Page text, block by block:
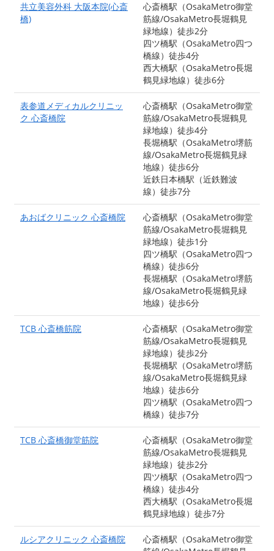
共立美容外科 大阪本院(心斎
橋)
心斎橋駅（OsakaMetro御堂
筋線/OsakaMetro長堀鶴見
緑地線）徒歩2分
四ツ橋駅（OsakaMetro四つ
橋線）徒歩4分
西大橋駅（OsakaMetro長堀
鶴見緑地線）徒歩6分
表参道メディカルクリニッ
ク 心斎橋院
心斎橋駅（OsakaMetro御堂
筋線/OsakaMetro長堀鶴見
緑地線）徒歩4分
長堀橋駅（OsakaMetro堺筋
線/OsakaMetro長堀鶴見緑
地線）徒歩6分
近鉄日本橋駅（近鉄難波
線）徒歩7分
あおばクリニック 心斎橋院
心斎橋駅（OsakaMetro御堂
筋線/OsakaMetro長堀鶴見
緑地線）徒歩1分
四ツ橋駅（OsakaMetro四つ
橋線）徒歩6分
長堀橋駅（OsakaMetro堺筋
線/OsakaMetro長堀鶴見緑
地線）徒歩6分
TCB 心斎橋筋院
心斎橋駅（OsakaMetro御堂
筋線/OsakaMetro長堀鶴見
緑地線）徒歩2分
長堀橋駅（OsakaMetro堺筋
線/OsakaMetro長堀鶴見緑
地線）徒歩6分
四ツ橋駅（OsakaMetro四つ
橋線）徒歩7分
TCB 心斎橋御堂筋院
心斎橋駅（OsakaMetro御堂
筋線/OsakaMetro長堀鶴見
緑地線）徒歩2分
四ツ橋駅（OsakaMetro四つ
橋線）徒歩4分
西大橋駅（OsakaMetro長堀
鶴見緑地線）徒歩7分
ルシアクリニック 心斎橋院
心斎橋駅（OsakaMetro御堂